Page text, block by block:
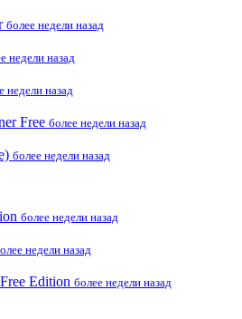
более недели назад
недели назад
недели назад
Free более недели назад
более недели назад
более недели назад
недели назад
Edition более недели назад